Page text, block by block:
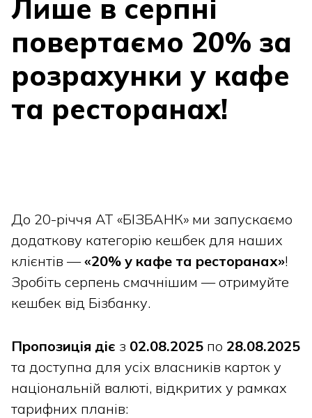
Лише в серпні
повертаємо 20% за
розрахунки у кафе
та ресторанах!
До 20-річчя АТ «БІЗБАНК» ми запускаємо
додаткову категорію кешбек для наших
клієнтів —«20% у кафе та ресторанах»!
Зробіть серпень смачнішим — отримуйте
кешбек від Бізбанку.
Пропозиція діє з 02.08.2025 по 28.08.2025
та доступна для усіх власників карток у
національній валюті, відкритих у рамках
тарифних планів: